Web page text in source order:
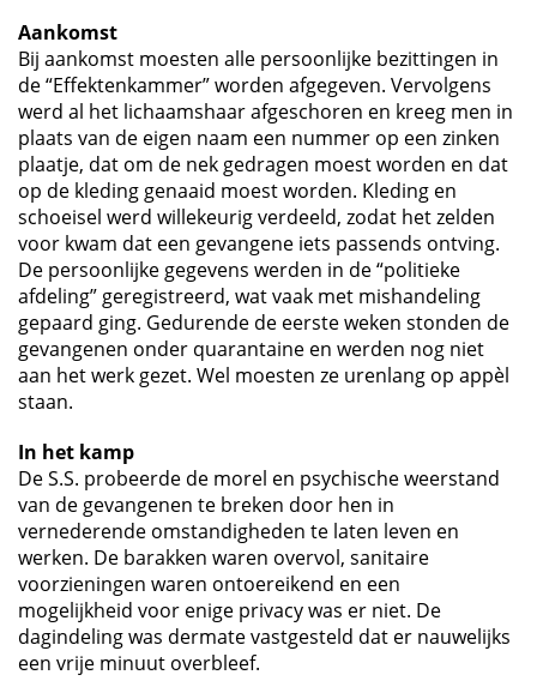
Aankomst
Bij aankomst moesten alle persoonlijke bezittingen in
de “Effektenkammer” worden afgegeven. Vervolgens
werd al het lichaamshaar afgeschoren en kreeg men in
plaats van de eigen naam een nummer op een zinken
plaatje, dat om de nek gedragen moest worden en dat
op de kleding genaaid moest worden. Kleding en
schoeisel werd willekeurig verdeeld, zodat het zelden
voor kwam dat een gevangene iets passends ontving.
De persoonlijke gegevens werden in de “politieke
afdeling” geregistreerd, wat vaak met mishandeling
gepaard ging. Gedurende de eerste weken stonden de
gevangenen onder quarantaine en werden nog niet
aan het werk gezet. Wel moesten ze urenlang op appèl
staan.
In het kamp
De S.S. probeerde de morel en psychische weerstand
van de gevangenen te breken door hen in
vernederende omstandigheden te laten leven en
werken. De barakken waren overvol, sanitaire
voorzieningen waren ontoereikend en een
mogelijkheid voor enige privacy was er niet. De
dagindeling was dermate vastgesteld dat er nauwelijks
een vrije minuut overbleef.